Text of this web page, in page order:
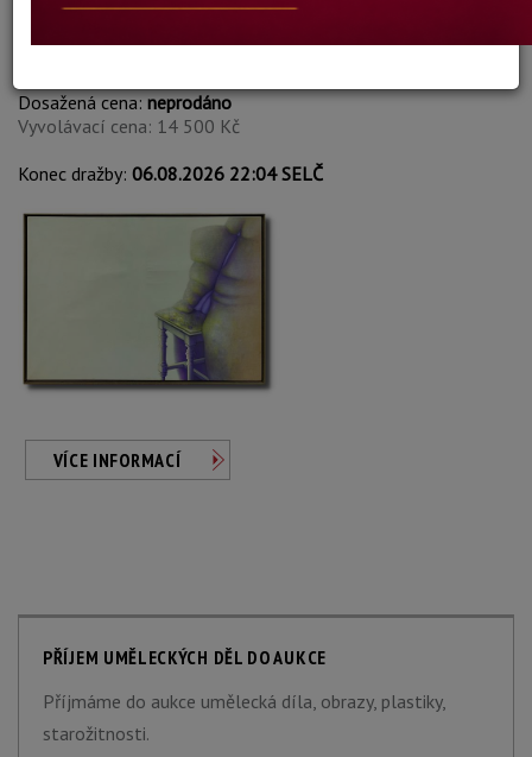
Eckehard Lehmann
360. STUHL II. - XXL FORMÁT
Dosažená cena:neprodáno
Vyvolávací cena: 14 500 Kč
Konec dražby: 06.08.2026 22:04 SELČ
VÍCE INFORMACÍ
PŘÍJEM UMĚLECKÝCH DĚL DO AUKCE
Příjmáme do aukce umělecká díla, obrazy, plastiky,
starožitnosti.